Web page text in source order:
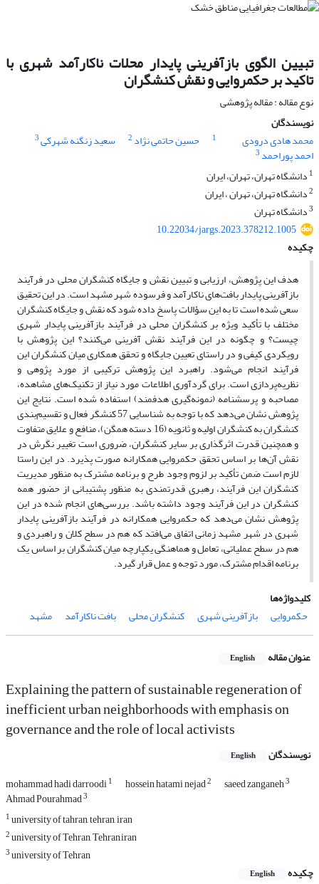
تبیین الگوی بازآفرینی پایدار محلات ناکارآمد شهری با
تاکید بر حکمروایی و نقش کنشگران
نوع مقاله : مقاله پژوهشی
نویسندگان
محمد هادی درودی
1 حسین حاتمی نژاد 2 سعید زنگنه شهرکی3
احمد پوراحمد 3
1 دانشگاه تهران، تهران، ایران
2دانشگاه تهران، تهران ، ایران
3دانشگاه تهران
10.22034/jargs.2023.378212.1005
چکیده
هدف این پژوهش، ارزیابی و تبیین نقش و جایگاه کنشگران محلی در فرآیند
بازآفرینی پایدار بافت‌های ناکارآمد و فرسوده شهر مشهد است. در این تحقیق
سعی شده است تا به این سؤالات پاسخ داده شود که نقش و جایگاه کنشگران
مختلف با تأکید ویژه بر کنشگران محلی در فرآیند بازآفرینی پایدار شهری
چیست؟ و چگونه در این فرآیند نقش آفرینی می‌کنند؟ این پژوهش با
رویکردی کیفی و در راستای تعیین جایگاه و تحقق همکاری میان کنشگران این
فرآیند انجام می‌شود. راهبرد این پژوهش ترکیبی از مورد پژوهی و
نظریه‌پردازی است. برای گردآوری اطلاعات مورد نیاز از تکنیک‌های مشاهده،
مصاحبه و پرسشنامه (نمونه‌گیری هدفمند) استفاده شده است. نتایج این
پژوهش نشان می‌دهد که با توجه به شناسایی 57 کنشگر فعال و تقسیم‌بندی
کنشگران به کنشگران اولیه و ثانویه (16 دسته همگن)، منافع و علایق متفاوت
و همچنین قدرت اثرگذاری بر سایر کنشگران، ضروری است تغییر نگرش در
نقش آن‌ها بر اساس تحقق حکمروایی همکارانه صورت پذیرد. در این راستا
لازم است ضمن تأکید بر لزوم وجود طرح و برنامه مشترک به منظور مدیریت
کنشگران این فرآیند، رهبری قدرتمندی به منظور پشتیبانی از حضور همه
کنشگران در این فرآیند وجود داشته باشد. بررسی‌های انجام شده در این
پژوهش نشان می‌دهد که حکمروایی همکارانه در فرآیند بازآفرینی پایدار
شهری در شهر مشهد زمانی اتفاق می‌افتد که هم در سطح کلان و راهبردی و
هم در سطح عملیاتی، تعامل و هماهنگی یکپارچه میان کنشگران بر اساس یک
برنامه اقدام مشترک، مورد توجه و عمل قرار گیرد.
کلیدواژه‌ها
حکمروایی
بازآفرینی شهری کنشگران محلی بافت ناکارآمد مشهد
عنوان مقاله English
Explaining the pattern of sustainable regeneration of
inefficient urban neighborhoods with emphasis on
governance and the role of local activists
نویسندگان English
mohammad hadi darroodi1 hossein hatami nejad2 saeed zanganeh3
Ahmad Pourahmad3
1university of tahran, tehran, iran
2university of Tehran, Tehran,iran
3university of Tehran
چکیده
English